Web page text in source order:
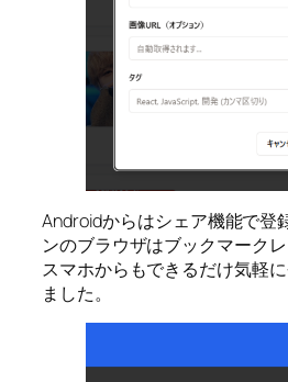
Androidからはシェア機能で登
ンのブラウザはブックマークレ
スマホからもできるだけ気軽
ました。